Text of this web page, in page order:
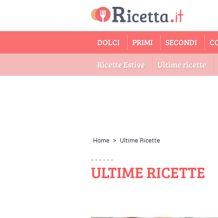
DOLCI PRIMI SECONDI
Ricette Estive Ultime ricette
Home > Ultime Ricette
ULTIME RICETTE